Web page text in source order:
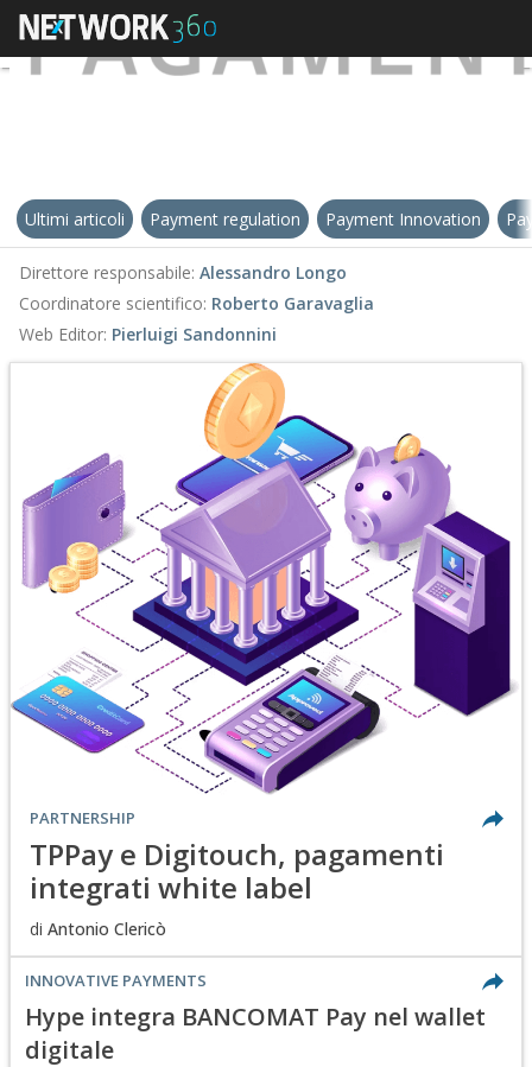
Ultimi articoli Payment regulation Payment Innovation
Direttore responsabile: Alessandro Longo
Coordinatore scientifico: Roberto Garavaglia
Web Editor: Pierluigi Sandonnini
PARTNERSHIP
TPPay e Digitouch, pagamenti
integrati white label
di Antonio Clericò
INNOVATIVE PAYMENTS
Hype integra BANCOMAT Pay nel wallet
digitale